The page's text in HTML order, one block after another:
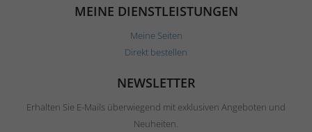
MEINE DIENSTLEISTUNGEN
Meine Seiten
Direkt bestellen
NEWSLETTER
Erhalten Sie E-Mails überwiegend mit exklusiven Angeboten und
Neuheiten.